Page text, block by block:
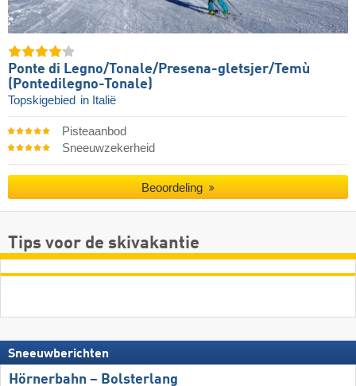
Ponte di Legno/​​Tonale/​​Presena-gletsjer/​​Temù
(Pontedilegno-Tonale)
Topskigebied in Italië
Pisteaanbod
Sneeuwzekerheid
Beoordeling
Tips voor de skivakantie
Sneeuwberichten
Hörnerbahn – Bolsterlang